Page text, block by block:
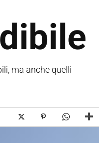
ma anche quelli